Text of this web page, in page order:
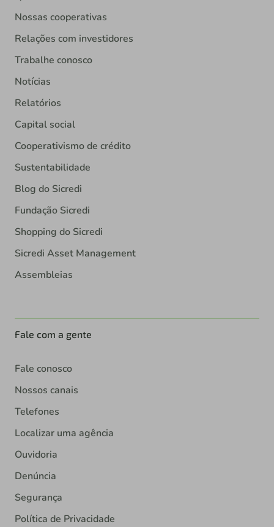
Nossas cooperativas
Relações com investidores
Trabalhe conosco
Notícias
Relatórios
Capital social
Cooperativismo de crédito
Sustentabilidade
Blog do Sicredi
Fundação Sicredi
Shopping do Sicredi
Sicredi Asset Management
Assembleias
Fale com a gente
Fale conosco
Nossos canais
Telefones
Localizar uma agência
Ouvidoria
Denúncia
Segurança
Política de Privacidade